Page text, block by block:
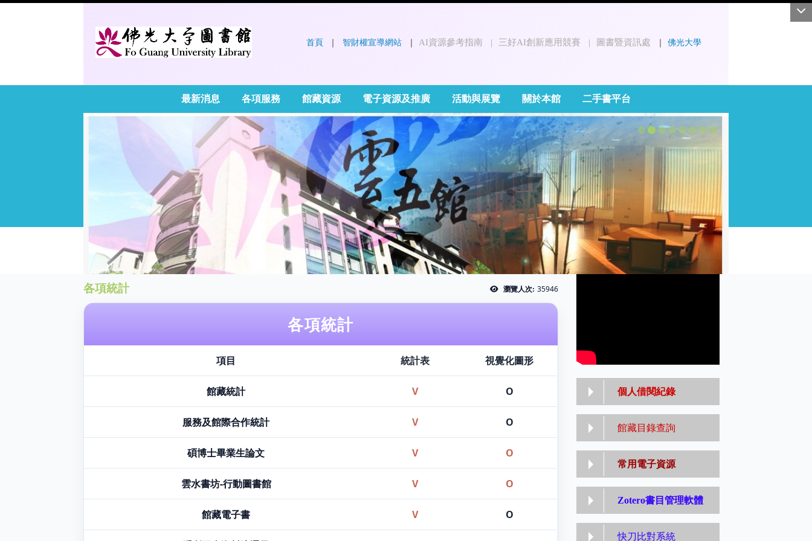
首頁 ｜ 智財權宣導網站 ｜ AI資源參考指南 三好AI創新應用競賽 圖書暨資訊處 ｜ 佛光大學
:::
最新消息 各項服務 館藏資源 電子資源及推廣 活動與展覽 關於本館 二手書平台
瀏覽人次: 35946
各項統計
各項統計
項目 統計表 視覺化圖形
館藏統計 V O
服務及館際合作統計 V O
碩博士畢業生論文 V O
雲水書坊-行動圖書館 V O
館藏電子書 V O
個人借閱紀錄
館藏目錄查詢
常用電子資源
Zotero書目管理軟體
快刀比對系統